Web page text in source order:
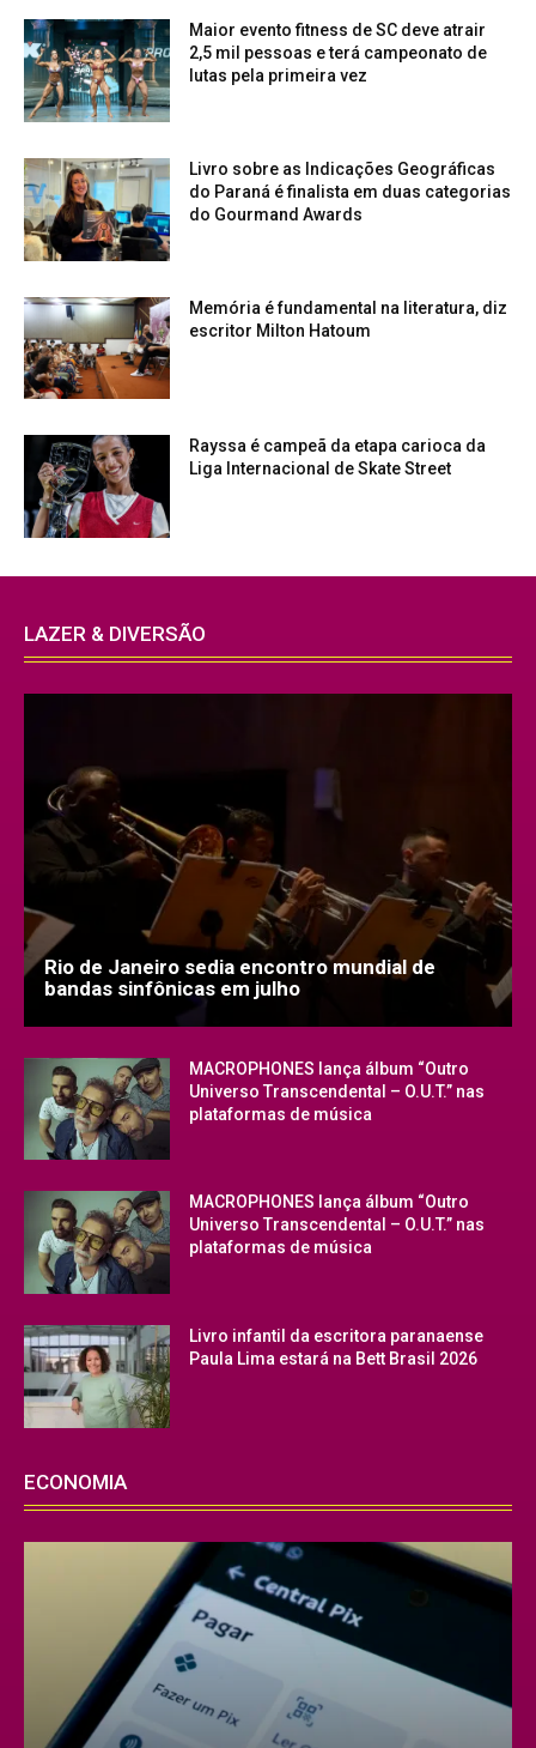
Maior evento fitness de SC deve atrair
2,5 mil pessoas e terá campeonato de
lutas pela primeira vez
Livro sobre as Indicações Geográficas
do Paraná é finalista em duas categorias
do Gourmand Awards
Memória é fundamental na literatura, diz
escritor Milton Hatoum
Rayssa é campeã da etapa carioca da
Liga Internacional de Skate Street
LAZER & DIVERSÃO
Rio de Janeiro sedia encontro mundial de
bandas sinfônicas em julho
MACROPHONES lança álbum “Outro
Universo Transcendental – O.U.T.” nas
plataformas de música
MACROPHONES lança álbum “Outro
Universo Transcendental – O.U.T.” nas
plataformas de música
Livro infantil da escritora paranaense
Paula Lima estará na Bett Brasil 2026
ECONOMIA